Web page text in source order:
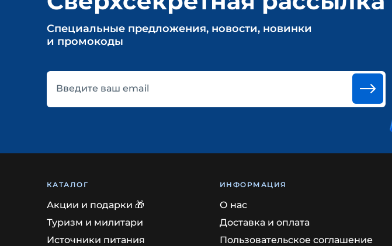
Введите ваш email
Cпециальные предложения, новости, новинки
и промокоды
КАТАЛОГ
Акции и подарки 🎁
Туризм и милитари
Источники питания
ИНФОРМАЦИЯ
О нас
Доставка и оплата
Пользовательское соглашение